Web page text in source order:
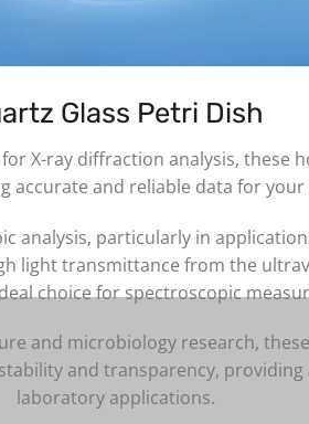
Glass Petri Dish
X-ray diffraction analysis, these
accurate and reliable data for
analysis, particularly in
light transmittance from the
choice for spectroscopic
and microbiology research,
and transparency,
laboratory applications.